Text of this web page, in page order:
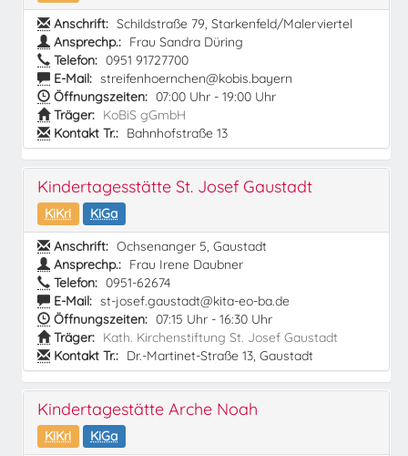
Anschrift: Schildstraße 79, Starkenfeld/Malerviertel
Ansprechp.: Frau Sandra Düring
Telefon: 0951 91727700
E-Mail: streifenhoernchen@kobis.bayern
Öffnungszeiten: 07:00 Uhr - 19:00 Uhr
Träger: KoBiS gGmbH
Kontakt Tr.: Bahnhofstraße 13
Kindertagesstätte St. Josef Gaustadt
KiKri
KiGa
Anschrift: Ochsenanger 5, Gaustadt
Ansprechp.: Frau Irene Daubner
Telefon: 0951-62674
E-Mail: st-josef.gaustadt@kita-eo-ba.de
Öffnungszeiten: 07:15 Uhr - 16:30 Uhr
Träger: Kath. Kirchenstiftung St. Josef Gaustadt
Kontakt Tr.: Dr.-Martinet-Straße 13, Gaustadt
Kindertagestätte Arche Noah
KiKri
KiGa